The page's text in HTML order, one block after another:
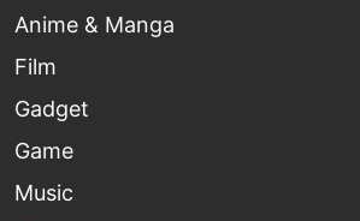
Anime & Manga
Film
Gadget
Game
Music